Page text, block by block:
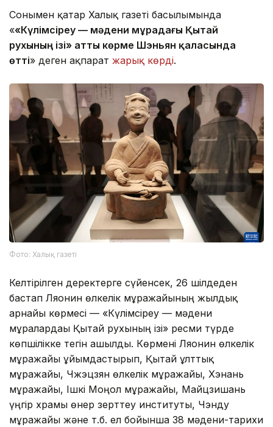
Сонымен қатар Халық газеті басылымында
««Күлімсіреу — мәдени мұрадағы Қытай
рухының ізі» атты көрме Шэньян қаласында
өтті» деген ақпарат жарық көрді.
Фото: Халық газеті
Келтірілген деректерге сүйенсек, 26 шілдеден
бастап Ляонин өлкелік мұражайының жылдық
арнайы көрмесі — «Күлімсіреу — мәдени
мұралардағы Қытай рухының ізі» ресми түрде
көпшілікке тегін ашылды. Көрмені Ляонин өлкелік
мұражайы ұйымдастырып, Қытай ұлттық
мұражайы, Чжэцзян өлкелік мұражайы, Хэнань
мұражайы, Ішкі Моңғол мұражайы, Майцзишань
үңгір храмы өнер зерттеу институты, Чэнду
мұражайы және т.б. ел бойынша 38 мәдени-тарихи